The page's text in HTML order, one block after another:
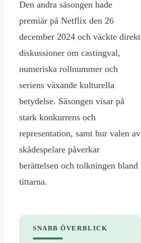
Den andra säsongen hade
premiär på Netflix den 26
december 2024 och väckte direkt
diskussioner om castingval,
numeriska rollnummer och
seriens växande kulturella
betydelse. Säsongen visar på
stark konkurrens och
representation, samt hur valen av
skådespelare påverkar
berättelsen och tolkningen bland
tittarna.
SNABB ÖVERBLICK